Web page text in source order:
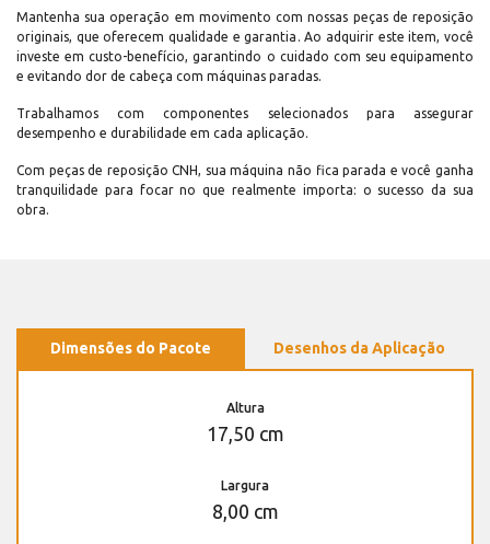
Mantenha sua operação em movimento com nossas peças de reposição
originais, que oferecem qualidade e garantia. Ao adquirir este item, você
investe em custo-benefício, garantindo o cuidado com seu equipamento
e evitando dor de cabeça com máquinas paradas.
Trabalhamos com componentes selecionados para assegurar
desempenho e durabilidade em cada aplicação.
Com peças de reposição CNH, sua máquina não fica parada e você ganha
tranquilidade para focar no que realmente importa: o sucesso da sua
obra.
Dimensões do Pacote Desenhos da Aplicação
Altura
17,50 cm
Largura
8,00 cm